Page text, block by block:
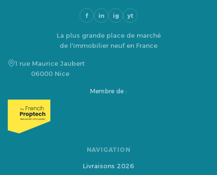
f in ig yt
La plus grande place de marché
de l'immobilier neuf en France
1 rue Maurice Jaubert
06000 Nice
Membre de :
NAVIGATION
Livraisons 2026